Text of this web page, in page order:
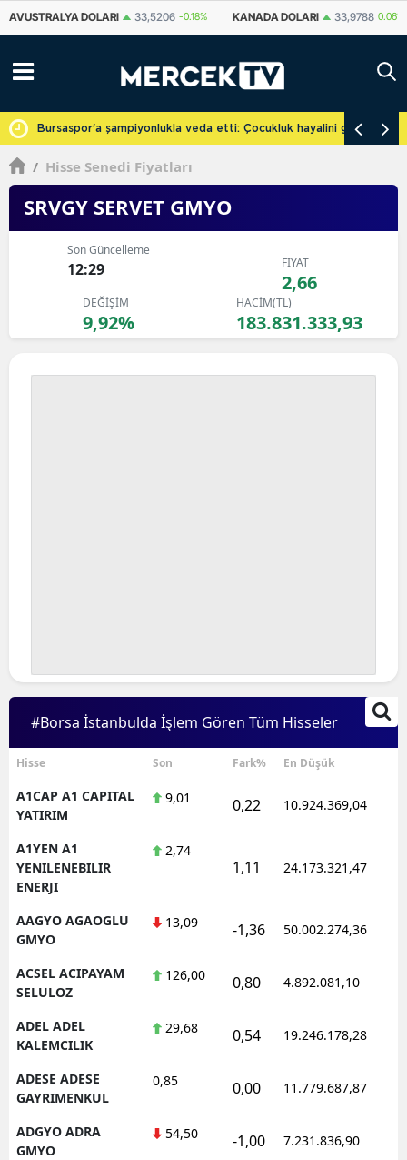
KANADA DOLARI 33,9788 0.06% İSVIÇRE FRANKI 58,8246 -0.23%
Bursaspor'a şampiyonlukla veda etti: Çocukluk hayalini
/ Hisse Senedi Fiyatları
SRVGY SERVET GMYO
Son Güncelleme
12:29 FİYAT
2,66
DEĞİŞİM
9,92%
HACİM(TL)
183.831.333,93
#Borsa İstanbulda İşlem Gören Tüm Hisseler
Hisse Son Fark% En Düşük
A1CAP A1 CAPITAL
YATIRIM
9,01 0,22 10.924.369,04
A1YEN A1
YENILENEBILIR
ENERJI
2,74
1,11 24.173.321,47
AAGYO AGAOGLU
GMYO
13,09 -1,36 50.002.274,36
ACSEL ACIPAYAM
SELULOZ
126,00 0,80 4.892.081,10
ADEL ADEL
KALEMCILIK
29,68 0,54 19.246.178,28
ADESE ADESE
GAYRIMENKUL
0,85 0,00 11.779.687,87
ADGYO ADRA
GMYO
54,50 -1,00 7.231.836,90